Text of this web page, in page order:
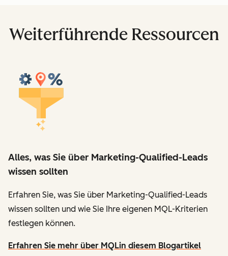
Weiterführende Ressourcen
Alles, was Sie über Marketing-Qualified-Leads
wissen sollten
Erfahren Sie, was Sie über Marketing-Qualified-Leads
wissen sollten und wie Sie Ihre eigenen MQL-Kriterien
festlegen können.
Erfahren Sie mehr über MQLin diesem Blogartikel